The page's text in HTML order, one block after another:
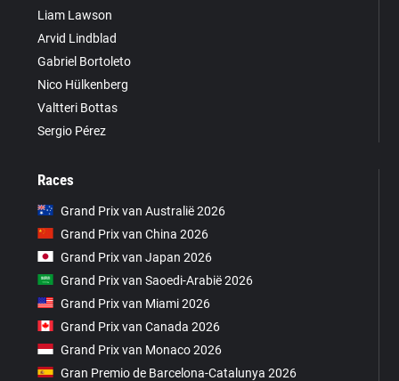
Liam Lawson
Arvid Lindblad
Gabriel Bortoleto
Nico Hülkenberg
Valtteri Bottas
Sergio Pérez
Races
Grand Prix van Australië 2026
Grand Prix van China 2026
Grand Prix van Japan 2026
Grand Prix van Saoedi-Arabië 2026
Grand Prix van Miami 2026
Grand Prix van Canada 2026
Grand Prix van Monaco 2026
Gran Premio de Barcelona-Catalunya 2026